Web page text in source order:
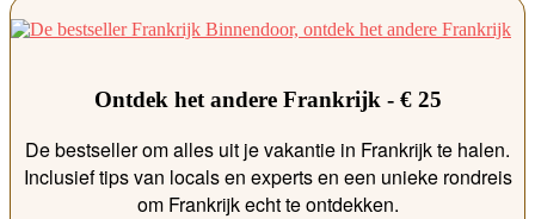
Ontdek het andere Frankrijk - € 25
De bestseller om alles uit je vakantie in Frankrijk te halen.
Inclusief tips van locals en experts en een unieke rondreis
om Frankrijk echt te ontdekken.